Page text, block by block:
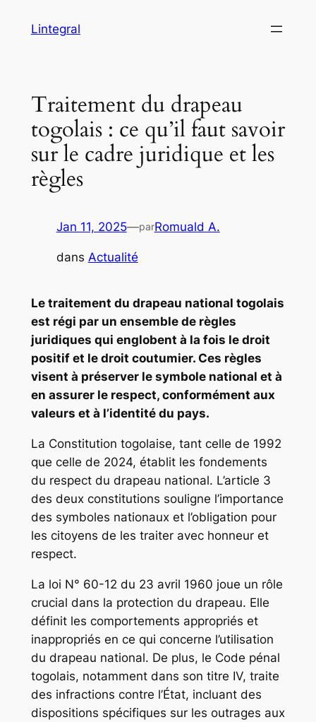
Lintegral
Traitement du drapeau
togolais : ce qu’il faut savoir
sur le cadre juridique et les
règles
Jan 11, 2025—parRomuald A.
dans Actualité
Le traitement du drapeau national togolais
est régi par un ensemble de règles
juridiques qui englobent à la fois le droit
positif et le droit coutumier. Ces règles
visent à préserver le symbole national et à
en assurer le respect, conformément aux
valeurs et à l’identité du pays.
La Constitution togolaise, tant celle de 1992
que celle de 2024, établit les fondements
du respect du drapeau national. L’article 3
des deux constitutions souligne l’importance
des symboles nationaux et l’obligation pour
les citoyens de les traiter avec honneur et
respect.
La loi N° 60-12 du 23 avril 1960 joue un rôle
crucial dans la protection du drapeau. Elle
définit les comportements appropriés et
inappropriés en ce qui concerne l’utilisation
du drapeau national. De plus, le Code pénal
togolais, notamment dans son titre IV, traite
des infractions contre l’État, incluant des
dispositions spécifiques sur les outrages aux